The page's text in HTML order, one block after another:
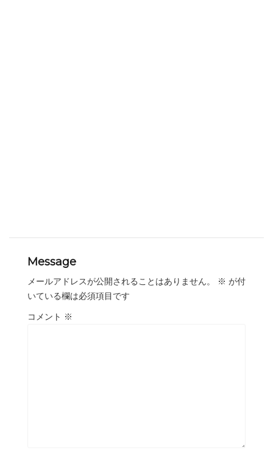
Message
メールアドレスが公開されることはありません。 ※ が付
いている欄は必須項目です
コメント ※